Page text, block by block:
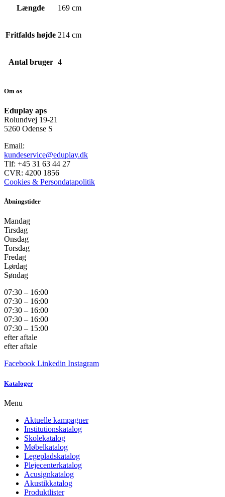
Længde 169 cm
Fritfalds højde 214 cm
Antal bruger 4
Om os
Eduplay aps
Rolundvej 19-21
5260 Odense S
Email:
kundeservice@eduplay.dk
Tlf: +45 31 63 44 27
CVR: 4200 1856
Cookies & Persondatapolitik
Åbningstider
Mandag
Tirsdag
Onsdag
Torsdag
Fredag
Lørdag
Søndag
07:30 – 16:00
07:30 – 16:00
07:30 – 16:00
07:30 – 16:00
07:30 – 15:00
efter aftale
efter aftale
Facebook Linkedin Instagram
Kataloger
Menu
Aktuelle kampagner
Institutionskatalog
Skolekatalog
Møbelkatalog
Legepladskatalog
Plejecenterkatalog
Acusignkatalog
Akustikkatalog
Produktlister